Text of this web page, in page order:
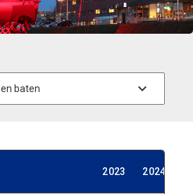
2023 2024
2023 2024